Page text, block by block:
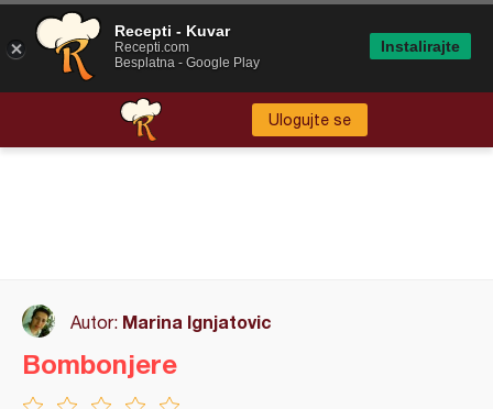
Ulogujte se
Autor: Marina Ignjatovic
Bombonjere
Recepti - Kuvar
Recepti.com
Besplatna - Google Play
Instalirajte